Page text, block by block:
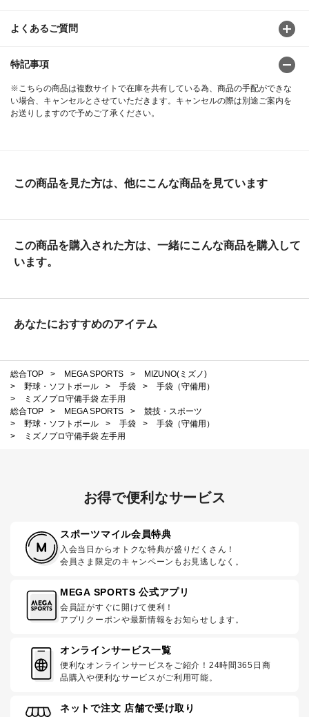
よくあるご質問
特記事項
※こちらの商品は複数サイトで在庫を共有している為、商品の手配ができな
い場合、キャンセルとさせていただきます。キャンセルの際は別途ご案内を
お送りしますので予めご了承ください。
この商品を見た方は、他にこんな商品を見ています
この商品を購入された方は、一緒にこんな商品を購入して
います。
あなたにおすすめのアイテム
総合TOP > MEGA SPORTS >
MIZUNO(ミズノ)
>
野球・ソフトボール > 手袋 >
手袋（守備用）
>
ミズノプロ守備手袋 左手用
総合TOP
> MEGA SPORTS >
競技・スポーツ
>
野球・ソフトボール > 手袋 >
手袋（守備用）
>
ミズノプロ守備手袋 左手用
お得で便利なサービス
スポーツマイル会員特典
入会当日からオトクな特典が盛りだくさん！
会員さま限定のキャンペーンもお見逃しなく。
MEGA SPORTS 公式アプリ
会員証がすぐに開けて便利！
アプリクーポンや最新情報をお知らせします。
オンラインサービス一覧
便利なオンラインサービスをご紹介！24時間365日商
品購入や便利なサービスがご利用可能。
ネットで注文 店舗で受け取り